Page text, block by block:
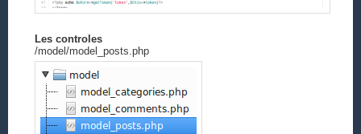
Les controles
/model/model_posts.php